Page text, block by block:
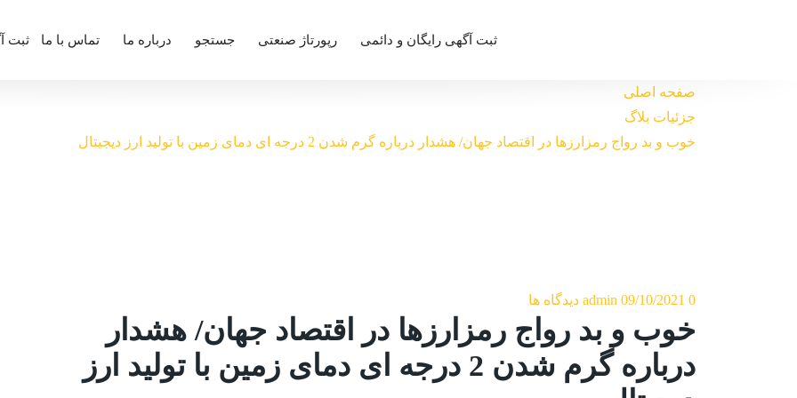
ثبت آگهی رایگان و دائمی رپورتاژ صنعتی جستجو درباره ما تماس با ما ثبت
صفحه اصلی
جزئیات بلاگ
خوب و بد رواج رمزارزها در اقتصاد جهان/ هشدار درباره گرم شدن 2 درجه ای دمای زمین با تولید ارز دیجیتال
admin 09/10/2021 0 دیدگاه ها
خوب و بد رواج رمزارزها در اقتصاد جهان/ هشدار
درباره گرم شدن 2 درجه ای دمای زمین با تولید ارز